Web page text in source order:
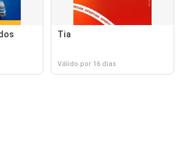
Tia
Válido por 16 días